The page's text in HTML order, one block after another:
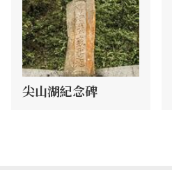
尖山湖紀念碑